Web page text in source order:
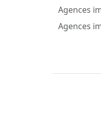
Agences
Agences